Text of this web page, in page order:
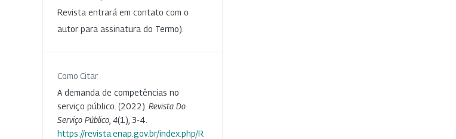
Revista entrará em contato com o
autor para assinatura do Termo).
Como Citar
A demanda de competências no
serviço público. (2022). Revista Do
Serviço Público 4(1), 3-4.
https://revista.enap.gov.br/index.php/R